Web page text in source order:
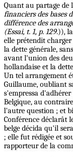
Quant au partage de
financiers des bases
différence des
(Essai, t. 1, p. 129.)),
elle prétendit
la dette générale,
avant l'union des
hollandaise et la
Un tel arrangement
Guillaume, oubliant
s'empressa
Belgique, au
l'autre question ; et
Conférence déclarât
belge décida qu'il
; elle fut rédigée et
rapporteur de la